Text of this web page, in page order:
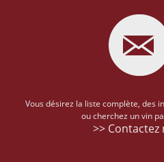
Vous désirez la liste complète, des
ou cherchez un vin
>> Contactez